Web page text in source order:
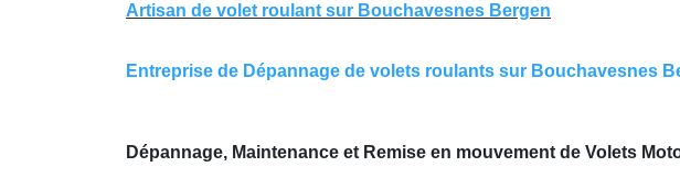
Artisan de volet roulant sur Bouchavesnes Bergen
Entreprise de Dépannage de volets roulants sur Bouchavesnes
Dépannage, Maintenance et Remise en mouvement de Volets